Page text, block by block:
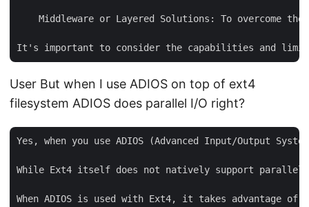
Middleware or Layered Solutions: To overcome
User But when I use ADIOS on top of ext4
filesystem ADIOS does parallel I/O right?
Yes, when you use ADIOS (Advanced Input/
While Ext4 itself does not natively support parallel I/
When ADIOS is used with Ext4, it takes advantage